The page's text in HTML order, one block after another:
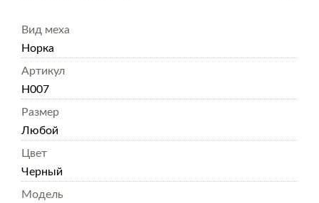
Вид меха
Норка
Артикул
Н007
Размер
Любой
Цвет
Черный
Модель